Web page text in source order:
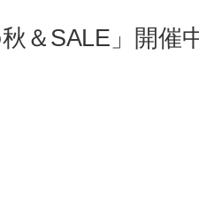
＆SALE」開催